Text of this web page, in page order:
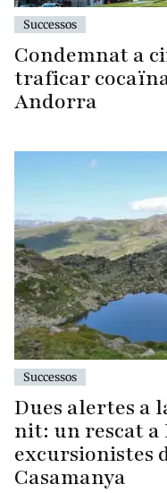
Successos
Condemnat a
traficar
Andorra
Successos
Dues alertes a
nit: un rescat a
excursionistes
Casamanya